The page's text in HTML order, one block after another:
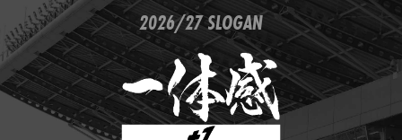
2026/27 SLOGAN